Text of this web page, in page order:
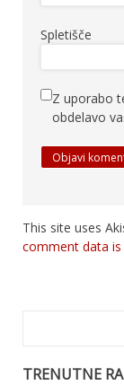
Spletišče
Z uporabo
obdelavo
This site uses
comment data is
TRENUTNE